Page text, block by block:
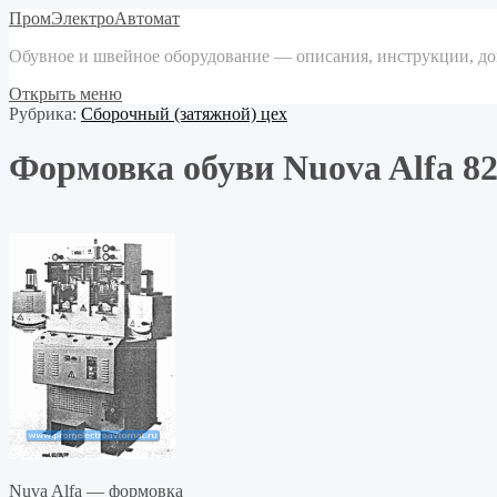
ПромЭлектроАвтомат
Обувное и швейное оборудование — описания, инструкции,
Открыть меню
Рубрика: Сборочный (затяжной) цех
Формовка обуви Nuova Alfa 82
Nuva Alfa — формовка